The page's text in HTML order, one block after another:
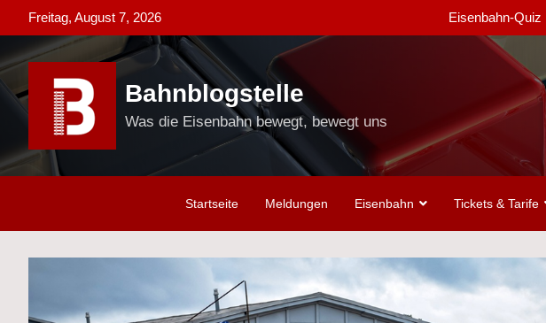
to
content
Freitag, August 7, 2026 Eisenbahn-Quiz
Bahnblogstelle
Was die Eisenbahn bewegt, bewegt uns
Startseite Meldungen Eisenbahn Tickets & Tarife